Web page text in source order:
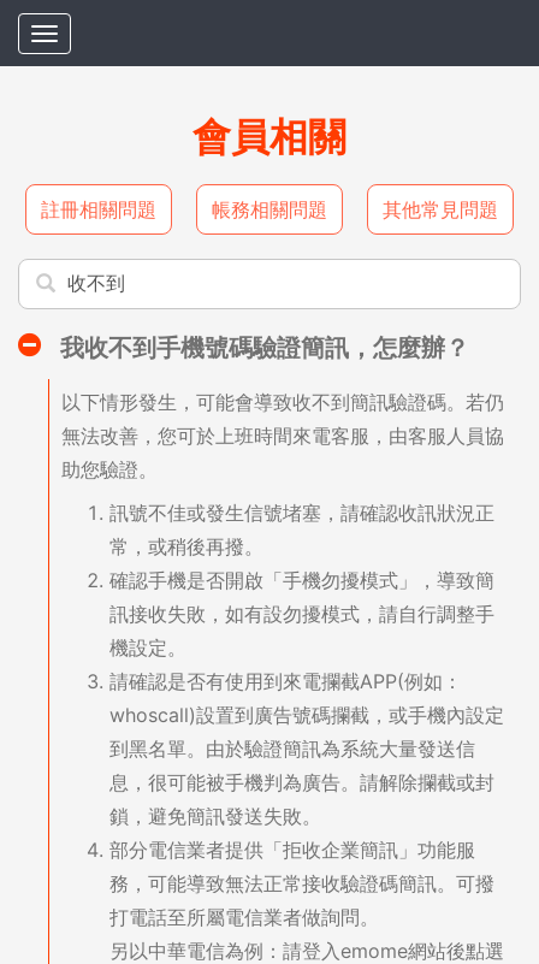
會員相關
註冊相關問題 帳務相關問題 其他常見問題
我收不到手機號碼驗證簡訊，怎麼辦？
以下情形發生，可能會導致收不到簡訊驗證碼。若仍
無法改善，您可於上班時間來電客服，由客服人員協
助您驗證。
訊號不佳或發生信號堵塞，請確認收訊狀況正
常，或稍後再撥。
確認手機是否開啟「手機勿擾模式」，導致簡
訊接收失敗，如有設勿擾模式，請自行調整手
機設定。
請確認是否有使用到來電攔截APP(例如：
whoscall)設置到廣告號碼攔截，或手機內設定
到黑名單。由於驗證簡訊為系統大量發送信
息，很可能被手機判為廣告。請解除攔截或封
鎖，避免簡訊發送失敗。
部分電信業者提供「拒收企業簡訊」功能服
務，可能導致無法正常接收驗證碼簡訊。可撥
打電話至所屬電信業者做詢問。
另以中華電信為例：請登入emome網站後點選